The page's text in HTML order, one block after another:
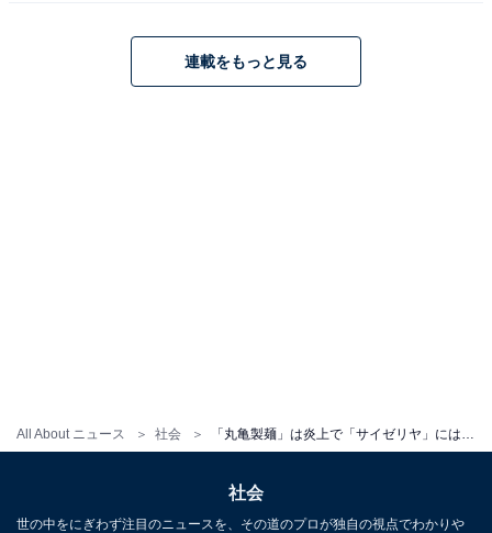
All About ニュース 社会 「丸亀製麺」は炎上で「サイゼリヤ」には寛容、なぜ「カエル混入騒動」で命運が分かれたのか
連載をもっと見る
社会
世の中をにぎわず注目のニュースを、その道のプロが独自の視点でわかりや